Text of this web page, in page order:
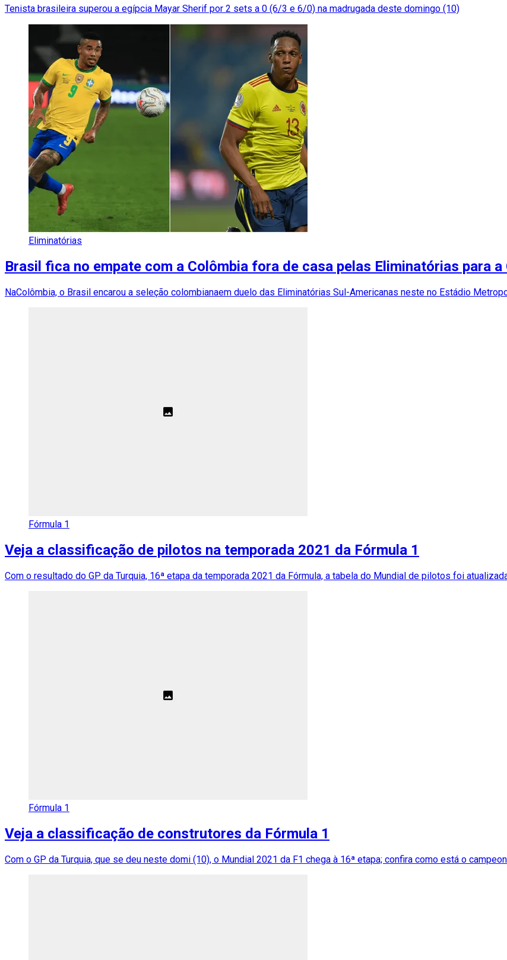
Tenista brasileira superou a egípcia Mayar Sherif por 2 sets a 0 (6/3 e 6/0) na madrugada deste domingo (10)
Eliminatórias
Brasil fica no empate com a Colômbia fora de casa pelas Eliminatórias para a
NaColômbia, o Brasil encarou a seleção colombianaem duelo das Eliminatórias Sul-Americanas neste no Estádio
Fórmula 1
Veja a classificação de pilotos na temporada 2021 da Fórmula 1
Com o resultado do GP da Turquia, 16ª etapa da temporada 2021 da Fórmula, a tabela do Mundial de pilotos foi
Fórmula 1
Veja a classificação de construtores da Fórmula 1
Com o GP da Turquia, que se deu neste domi (10), o Mundial 2021 da F1 chega à 16ª etapa; confira como está o